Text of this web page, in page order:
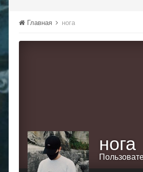
Главная нога
нога